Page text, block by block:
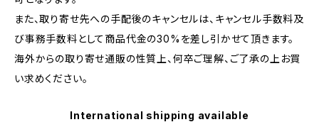
また、取り寄せ先への手配後のキャンセルは、キャンセル手数料及
び事務手数料として商品代金の30%を差し引かせて頂きます。
海外からの取り寄せ通販の性質上、何卒ご理解、ご了承の上お買
い求めください。
International shipping available